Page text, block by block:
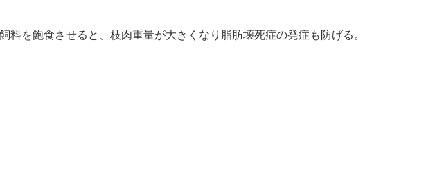
を飽食させると、枝肉重量が大きくなり脂肪壊死症の発症も防げる。